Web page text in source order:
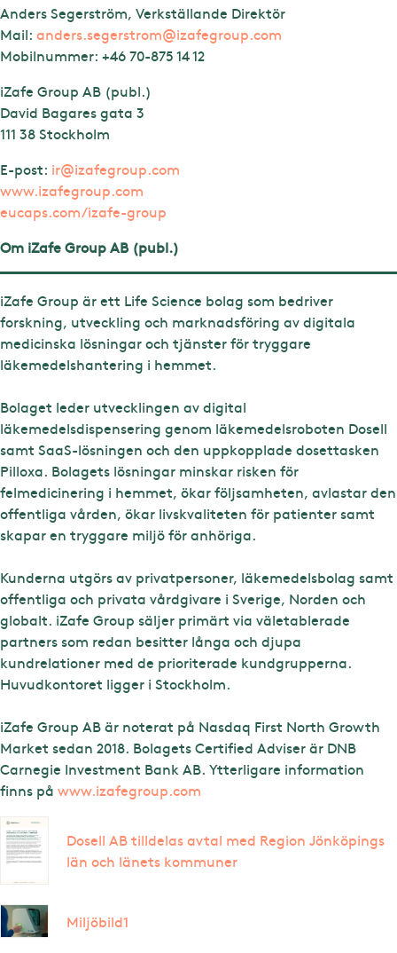
Anders Segerström, Verkställande Direktör
Mail: anders.segerstrom@izafegroup.com
Mobilnummer: +46 70-875 14 12
iZafe Group AB (publ.)
David Bagares gata 3
111 38 Stockholm
E-post: ir@izafegroup.com
www.izafegroup.com
eucaps.com/izafe-group
Om iZafe Group AB (publ.)
iZafe Group är ett Life Science bolag som bedriver
forskning, utveckling och marknadsföring av digitala
medicinska lösningar och tjänster för tryggare
läkemedelshantering i hemmet.
Bolaget leder utvecklingen av digital
läkemedelsdispensering genom läkemedelsroboten Dosell
samt SaaS-lösningen och den uppkopplade dosettasken
Pilloxa. Bolagets lösningar minskar risken för
felmedicinering i hemmet, ökar följsamheten, avlastar den
offentliga vården, ökar livskvaliteten för patienter samt
skapar en tryggare miljö för anhöriga.
Kunderna utgörs av privatpersoner, läkemedelsbolag samt
offentliga och privata vårdgivare i Sverige, Norden och
globalt. iZafe Group säljer primärt via väletablerade
partners som redan besitter långa och djupa
kundrelationer med de prioriterade kundgrupperna.
Huvudkontoret ligger i Stockholm.
iZafe Group AB är noterat på Nasdaq First North Growth
Market sedan 2018. Bolagets Certified Adviser är DNB
Carnegie Investment Bank AB. Ytterligare information
finns på www.izafegroup.com
Dosell AB tilldelas avtal med Region Jönköpings
län och länets kommuner
Miljöbild1